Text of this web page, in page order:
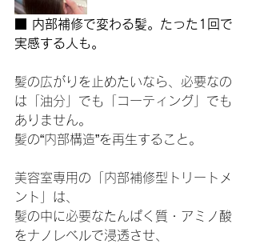
■ 内部補修で変わる髪。たった1回で
実感する人も。
髪の広がりを止めたいなら、必要なの
は「油分」でも「コーティング」でも
ありません。
髪の“内部構造”を再生すること。
美容室専用の「内部補修型トリートメ
ント」は、
髪の中に必要なたんぱく質・アミノ酸
をナノレベルで浸透させ、